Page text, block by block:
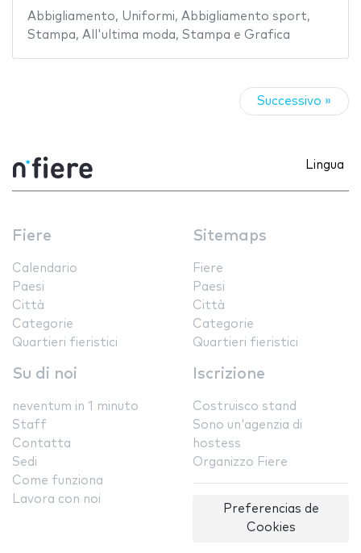
Abbigliamento, Uniformi, Abbigliamento sport,
Stampa, All'ultima moda, Stampa e Grafica
Successivo »
Lingua
Fiere
Calendario
Paesi
Città
Categorie
Quartieri fieristici
Sitemaps
Fiere
Paesi
Città
Categorie
Quartieri fieristici
Su di noi
neventum in 1 minuto
Staff
Contatta
Sedi
Come funziona
Lavora con noi
Iscrizione
Costruisco stand
Sono un'agenzia di
hostess
Organizzo Fiere
Preferencias de
Cookies